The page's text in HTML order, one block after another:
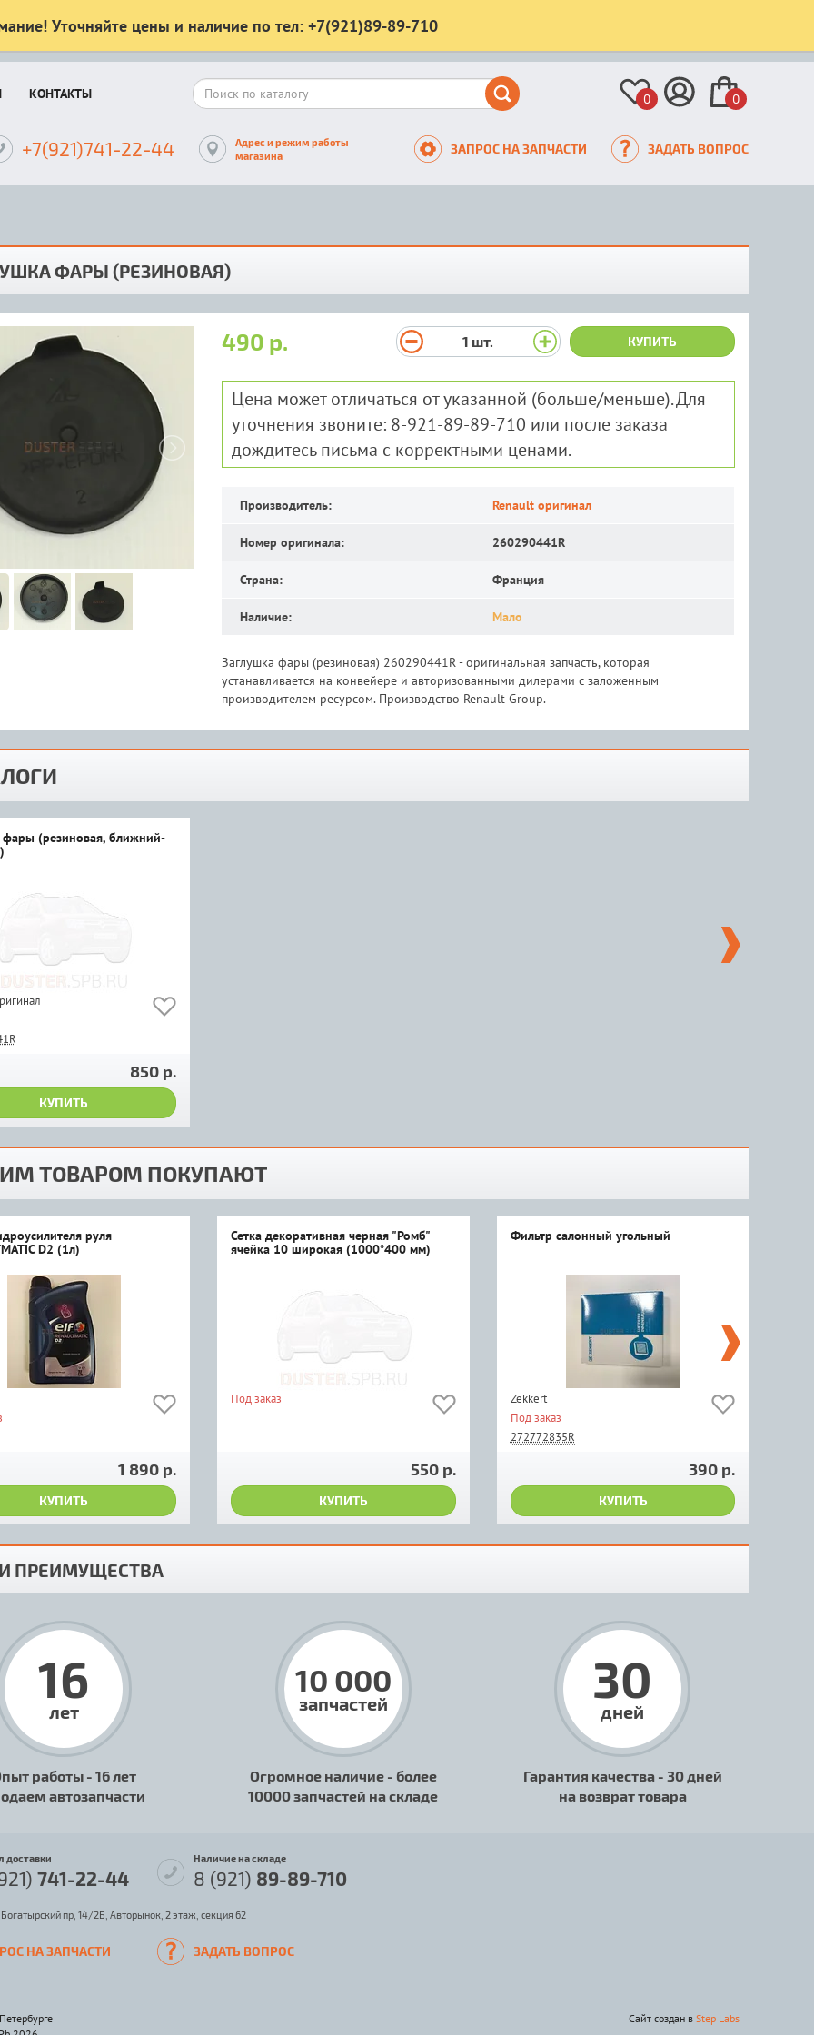
Уточняйте цены и наличие по тел: +7(921)89-89-710
КОНТАКТЫ 0 0
+7(921)741-22-44
Адрес и режим работы
магазина
ЗАПРОС НА ЗАПЧАСТИ ЗАДАТЬ ВОПРОС
ФАРЫ (РЕЗИНОВАЯ)
490 р. 1 шт. КУПИТЬ
Цена может отличаться от указанной (больше/меньше). Для
уточнения звоните: 8-921-89-89-710 или после заказа
дождитесь письма с корректными ценами.
Производитель: Renault оригинал
Номер оригинала: 260290441R
Страна: Франция
Наличие: Мало
Заглушка фары (резиновая) 260290441R - оригинальная запчасть, которая
устанавливается на конвейере и авторизованными дилерами с заложенным
производителем ресурсом. Производство Renault Group.
(резиновая, ближний-
850 р.
КУПИТЬ
ТОВАРОМ ПОКУПАЮТ
руля
D2 (1л)
1 890 р.
КУПИТЬ
Сетка декоративная черная "Ромб"
ячейка 10 широкая (1000*400 мм)
Под заказ
550 р.
КУПИТЬ
Фильтр салонный угольный
Zekkert
Под заказ
272772835R
390 р.
КУПИТЬ
ПРЕИМУЩЕСТВА
16
лет
работы - 16 лет
автозапчасти
10 000
запчастей
Огромное наличие - более
10000 запчастей на складе
30
дней
Гарантия качества - 30 дней
на возврат товара
доставки
741-22-44
Наличие на складе
8 (921) 89-89-710
пр, 14/2Б, Авторынок, 2 этаж, секция 62
НА ЗАПЧАСТИ ЗАДАТЬ ВОПРОС
Сайт создан в Step Labs